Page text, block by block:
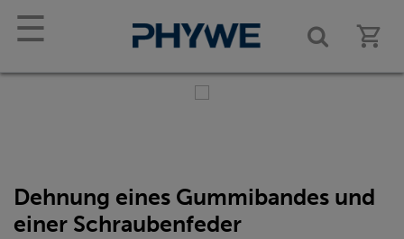
☰
Dehnung eines Gummibandes und
einer Schraubenfeder